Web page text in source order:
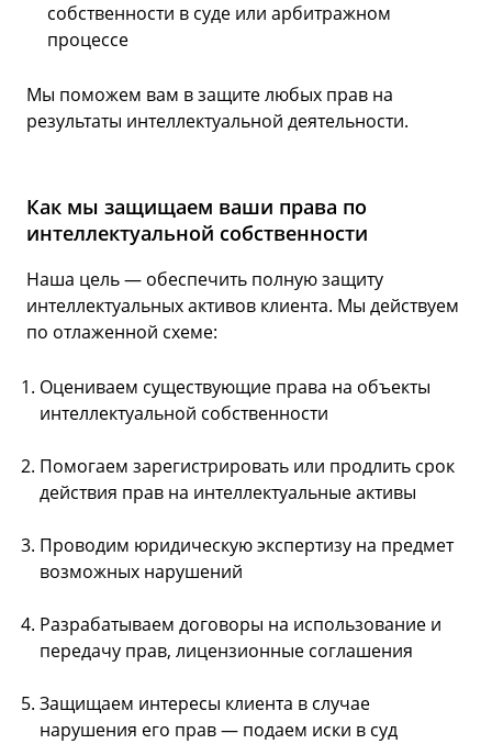
собственности в суде или арбитражном
процессе
Мы поможем вам в защите любых прав на
результаты интеллектуальной деятельности.
Как мы защищаем ваши права по
интеллектуальной собственности
Наша цель — обеспечить полную защиту
интеллектуальных активов клиента. Мы действуем
по отлаженной схеме:
Оцениваем существующие права на объекты
интеллектуальной собственности
Помогаем зарегистрировать или продлить срок
действия прав на интеллектуальные активы
Проводим юридическую экспертизу на предмет
возможных нарушений
Разрабатываем договоры на использование и
передачу прав, лицензионные соглашения
Защищаем интересы клиента в случае
нарушения его прав — подаем иски в суд